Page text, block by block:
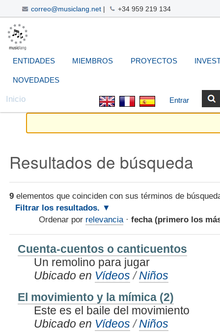
correo@musiclang.net| +34 959 219 134
Cambiar
a
contenido.
Navegación
ENTIDADES MIEMBROS PROYECTOS
NOVEDADES
Entrar
Inicio
Resultados de búsqueda
9 elementos que coinciden con sus términos de
Filtrar los resultados.
Ordenar por relevancia · fecha (primero los
Cuenta-cuentos o canticuentos
Un remolino para jugar
Ubicado en Vídeos /Niños
El movimiento y la mímica (2)
Este es el baile del movimiento
Ubicado en Vídeos /Niños